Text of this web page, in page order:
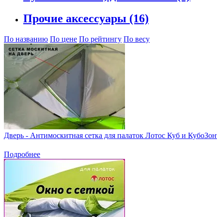
Прочие аксессуары (16)
По названию По цене По рейтингу По весу
Дверь - Антимоскитная сетка для палаток Лотос Куб и
Подробнее